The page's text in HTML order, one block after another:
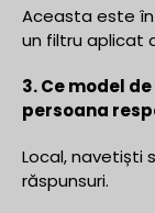
Aceasta este
un filtru aplicat
3. Ce model
persoana
Local, navetiști
răspunsuri.